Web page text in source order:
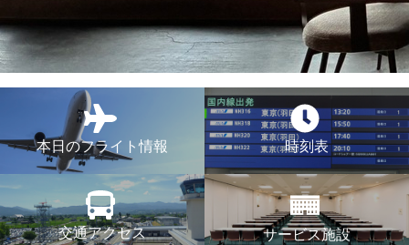
本日のフライト情報 時刻表
交通アクセス サービス施設